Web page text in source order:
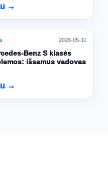
→
2026-05-11
Benz S klasės
išsamus vadovas
→